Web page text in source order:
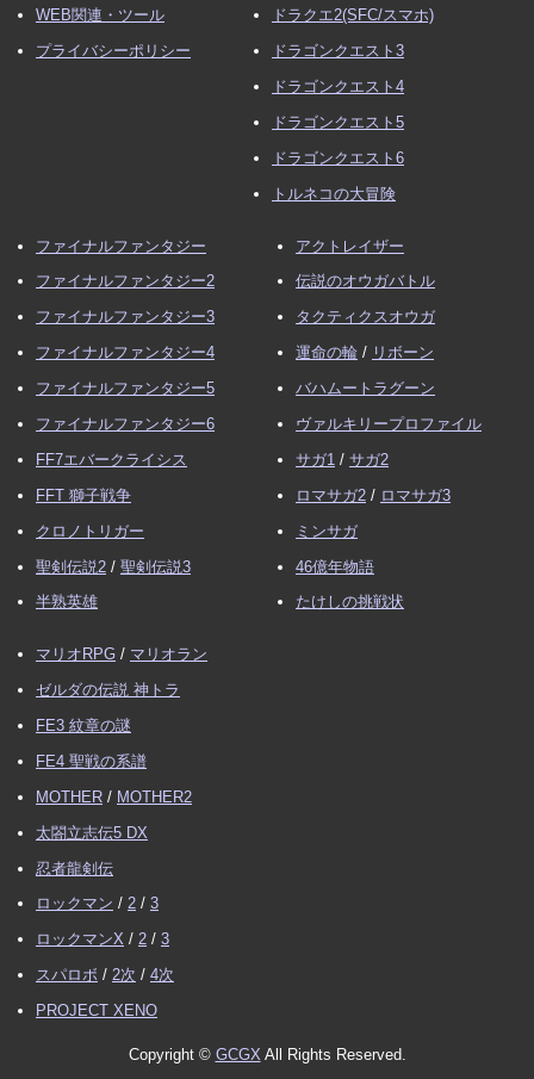
WEB関連・ツール
プライバシーポリシー
ドラクエ2(SFC/スマホ)
ドラゴンクエスト3
ドラゴンクエスト4
ドラゴンクエスト5
ドラゴンクエスト6
トルネコの大冒険
ファイナルファンタジー
ファイナルファンタジー2
ファイナルファンタジー3
ファイナルファンタジー4
ファイナルファンタジー5
ファイナルファンタジー6
FF7エバークライシス
FFT 獅子戦争
クロノトリガー
聖剣伝説2 / 聖剣伝説3
半熟英雄
アクトレイザー
伝説のオウガバトル
タクティクスオウガ
運命の輪 / リボーン
バハムートラグーン
ヴァルキリープロファイル
サガ1 / サガ2
ロマサガ2 / ロマサガ3
ミンサガ
46億年物語
たけしの挑戦状
マリオRPG / マリオラン
ゼルダの伝説 神トラ
FE3 紋章の謎
FE4 聖戦の系譜
MOTHER / MOTHER2
太閤立志伝5 DX
忍者龍剣伝
ロックマン / 2 / 3
ロックマンX / 2 / 3
スパロボ / 2次 / 4次
PROJECT XENO
Copyright © GCGXAll Rights Reserved.